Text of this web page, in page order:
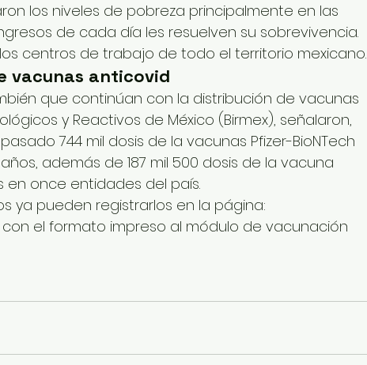
los niveles de pobreza principalmente en las
de cada día les resuelven su sobrevivencia.
centros de trabajo de todo el territorio mexicano.
vacunas anticovid
que continúan con la distribución de vacunas
y Reactivos de México (Birmex), señalaron,
744 mil dosis de la vacunas Pfizer-BioNTech
además de 187 mil 500 dosis de la vacuna
en once entidades del país.
ya pueden registrarlos en la página:
el formato impreso al módulo de vacunación